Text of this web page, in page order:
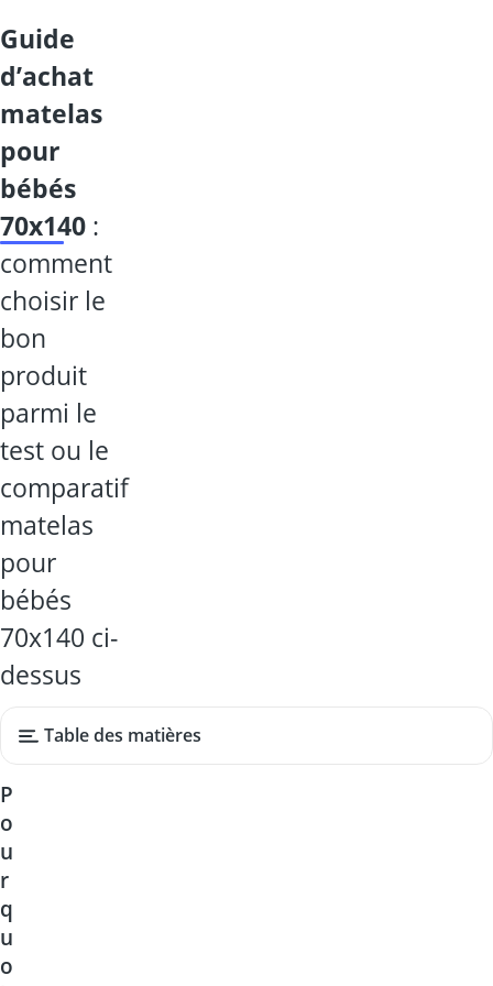
guide
d’achat
matelas
pour
bébés
70x140 :
comment
choisir le
bon
produit
parmi le
test ou le
comparatif
matelas
pour
bébés
70x140 ci-
dessus
Table des matières
P
o
u
r
q
u
o